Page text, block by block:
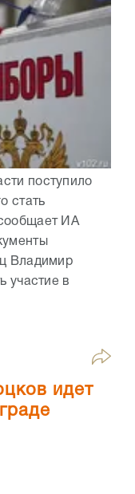
поступило
стать
ИА
Владимир
участие в
идет